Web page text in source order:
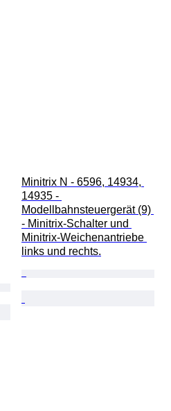
Minitrix N - 6596, 14934,
14935 -
Modellbahnsteuergerät (9)
- Minitrix-Schalter und
Minitrix-Weichenantriebe
links und rechts.